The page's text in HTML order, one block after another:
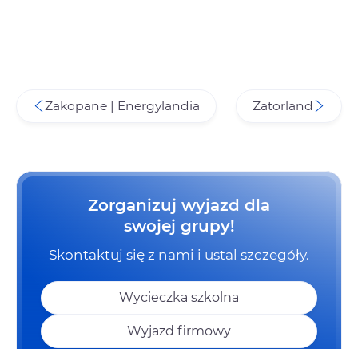
Zakopane | Energylandia Zatorland
Zorganizuj wyjazd dla
swojej grupy!
Skontaktuj się z nami i ustal szczegóły.
Wycieczka szkolna
Wyjazd firmowy